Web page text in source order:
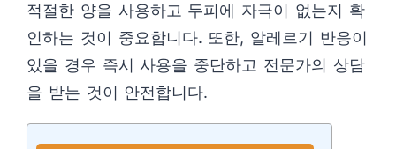
적절한 양을 사용하고 두피에 자극이 없는지 확
인하는 것이 중요합니다. 또한, 알레르기 반응이
있을 경우 즉시 사용을 중단하고 전문가의 상담
을 받는 것이 안전합니다.